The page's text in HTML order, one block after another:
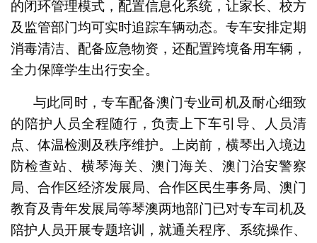
的闭环管理模式，配置信息化系统，让家长、校方
及监管部门均可实时追踪车辆动态。专车安排定期
消毒清洁、配备应急物资，还配置跨境备用车辆，
全力保障学生出行安全。
与此同时，专车配备澳门专业司机及耐心细致
的陪护人员全程随行，负责上下车引导、人员清
点、体温检测及秩序维护。上岗前，横琴出入境边
防检查站、横琴海关、澳门海关、澳门治安警察
局、合作区经济发展局、合作区民生事务局、澳门
教育及青年发展局等琴澳两地部门已对专车司机及
陪护人员开展专题培训，就通关程序、系统操作、